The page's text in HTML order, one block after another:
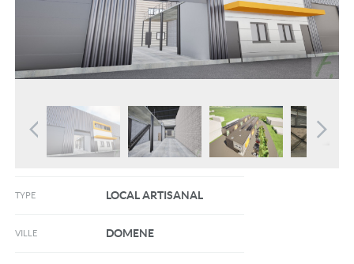
TYPE LOCAL ARTISANAL
VILLE DOMENE